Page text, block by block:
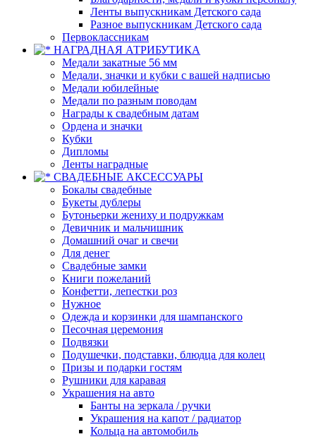
Ленты выпускникам Детского сада
Разное выпускникам Детского сада
Первоклассникам
НАГРАДНАЯ АТРИБУТИКА
Медали закатные 56 мм
Медали, значки и кубки с вашей надписью
Медали юбилейные
Медали по разным поводам
Награды к свадебным датам
Ордена и значки
Кубки
Дипломы
Ленты наградные
СВАДЕБНЫЕ АКСЕССУАРЫ
Бокалы свадебные
Букеты дублеры
Бутоньерки жениху и подружкам
Девичник и мальчишник
Домашний очаг и свечи
Для денег
Свадебные замки
Книги пожеланий
Конфетти, лепестки роз
Нужное
Одежда и корзинки для шампанского
Песочная церемония
Подвязки
Подушечки, подставки, блюдца для колец
Призы и подарки гостям
Рушники для каравая
Украшения на авто
Банты на зеркала / ручки
Украшения на капот / радиатор
Кольца на автомобиль